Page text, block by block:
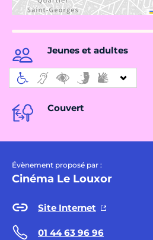
Jeunes et adultes
Couvert
Évènement proposé par :
Cinéma Le Louxor
Site Internet
01 44 63 96 96